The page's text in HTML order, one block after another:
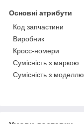
Основні атрибути
Код запчастини
Виробник
Кросс-номери
Сумісність з маркою
Сумісність з моделлю